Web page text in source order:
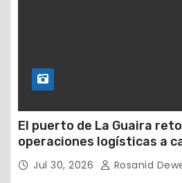
El puerto de La Guaira
operaciones logísticas a
devastadores terremotos
Jul 30, 2026 Rosanid